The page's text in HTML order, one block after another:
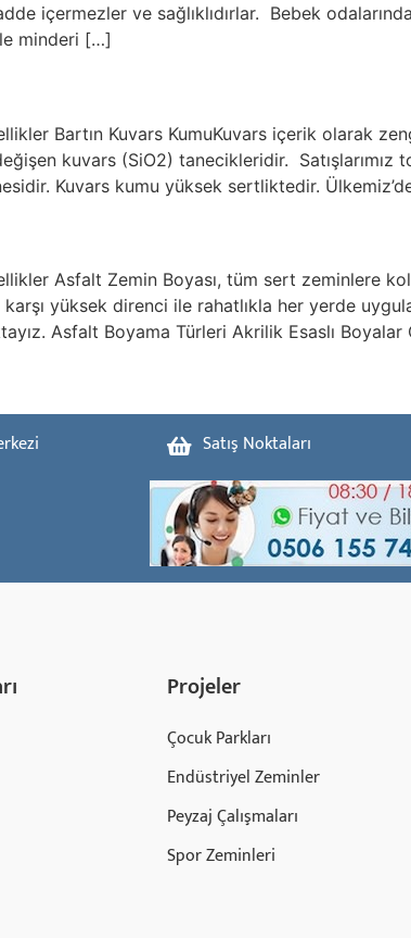
içermezler ve sağlıklıdırlar. Bebek
minderi […]
Bartın Kuvars KumuKuvars içerik olarak
kuvars (SiO2) tanecikleridir. Satışlarımız
Kuvars kumu yüksek sertliktedir.
Asfalt Zemin Boyası, tüm sert zeminlere
yüksek direnci ile rahatlıkla her yerde
Asfalt Boyama Türleri Akrilik Esaslı
Satış Noktaları
Projeler
Çocuk Parkları
Endüstriyel Zeminler
Peyzaj Çalışmaları
Spor Zeminleri